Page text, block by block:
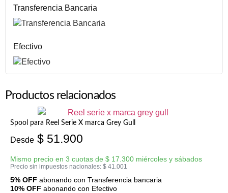
Transferencia Bancaria
Efectivo
Productos relacionados
Spool para Reel Serie X marca Grey Gull
Desde $ 51.900
Mismo precio en 3 cuotas de $ 17.300 miércoles y sábados
Precio sin impuestos nacionales: $ 41.001
5% OFF abonando con Transferencia bancaria
10% OFF abonando con Efectivo